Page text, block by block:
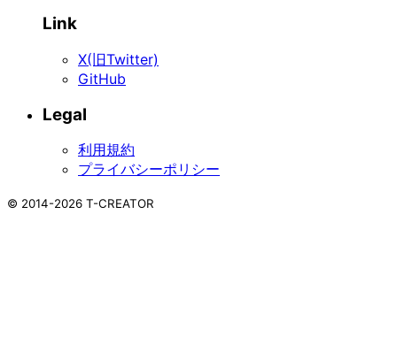
Link
X(旧Twitter)
GitHub
Legal
利用規約
プライバシーポリシー
© 2014-2026 T-CREATOR